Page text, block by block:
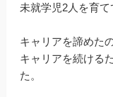
未就学児2人を育て
キャリアを諦めた
キャリアを続ける
た。